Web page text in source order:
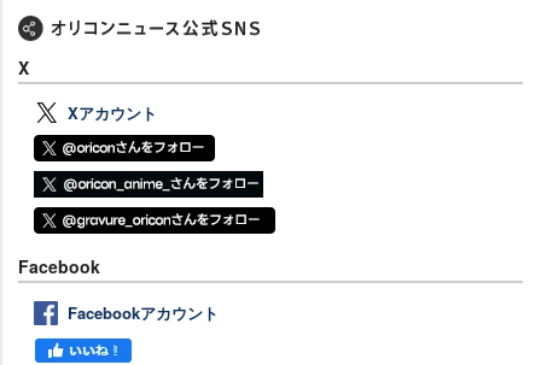
X
Xアカウント
Facebook
Facebookアカウント